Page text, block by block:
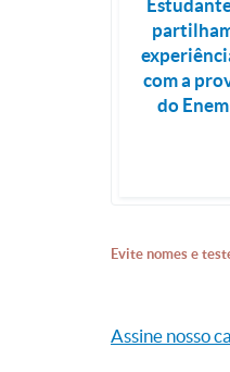
com a
do Enem
Evite nomes e
Assine nosso